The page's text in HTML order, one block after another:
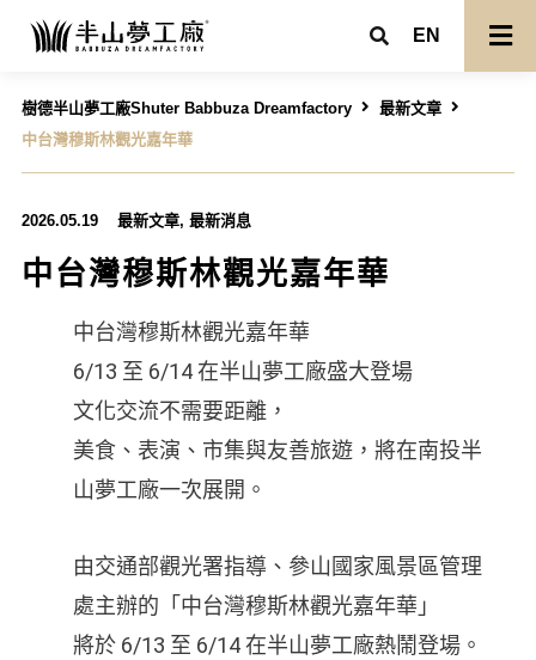
EN
樹德半山夢工廠Shuter Babbuza Dreamfactory
最新文章
中台灣穆斯林觀光嘉年華
2026.05.19 最新文章, 最新消息
中台灣穆斯林觀光嘉年華
中台灣穆斯林觀光嘉年華
6/13 至 6/14 在半山夢工廠盛大登場
文化交流不需要距離，
美食、表演、市集與友善旅遊，將在南投半
山夢工廠一次展開。
由交通部觀光署指導、參山國家風景區管理
處主辦的「中台灣穆斯林觀光嘉年華」
將於 6/13 至 6/14 在半山夢工廠熱鬧登場。